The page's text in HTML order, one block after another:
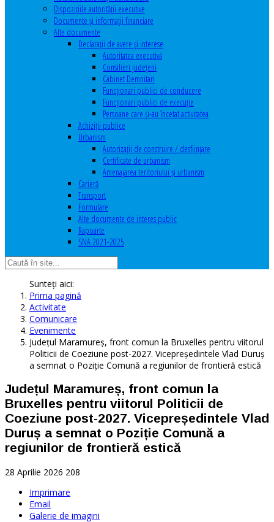
Dispoziţiile autorităţii executive
Documente şi informaţii financiare
Alte documente
Declaraţii de avere şi interese
Autoritatea executivă
Consilieri judeţeni
Cabinet Demnitari
Funcţionari publici de conducere
Funcționari publici de execuție
Persoane care şi-au încetat activitatea
Achiziţii publice
Urbanism
Autorizații de construire / desființare
Certificate de urbanism
Amenajarea teritoriului şi urbanism
Carieră
Transport
Formulare
Alte documente de interes public
Rapoarte
SNA 2021-2025
Sunteți aici:
Prima pagină
Activitate
Comunicare
Evenimente
Județul Maramureș, front comun la Bruxelles pentru viitorul
Politicii de Coeziune post-2027. Vicepreședintele Vlad Duruș
a semnat o Poziție Comună a regiunilor de frontieră estică
Județul Maramureș, front comun la
Bruxelles pentru viitorul Politicii de
Coeziune post-2027. Vicepreședintele Vlad
Duruș a semnat o Poziție Comună a
regiunilor de frontieră estică
28 Aprilie 2026 208
Imprimare
Email
Galerie de imagini